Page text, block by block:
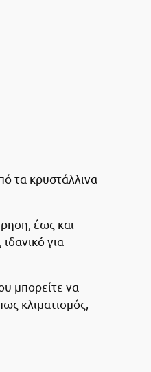
τα κρυστάλλινα
έως και
για
μπορείτε να
κλιματισμός,